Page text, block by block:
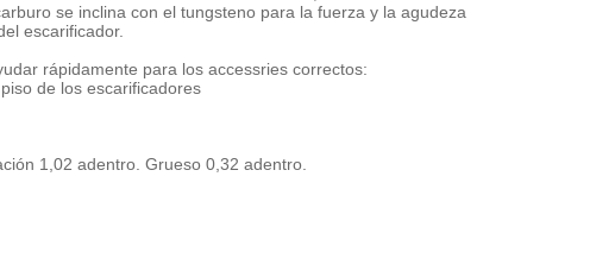
se inclina con el tungsteno para la fuerza y la agudeza
escarificador.
rápidamente para los accessries correctos:
de los escarificadores
1,02 adentro. Grueso 0,32 adentro.